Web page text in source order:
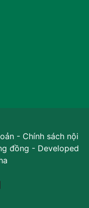
- Chính sách nội
đồng - Developed